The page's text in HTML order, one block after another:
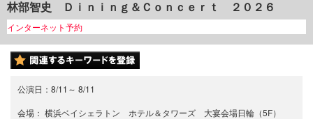
林部智史 Ｄｉｎｉｎｇ＆Ｃｏｎｃｅｒｔ ２０２６
インターネット予約
公演日： 8/11 ～ 8/11
会場： 横浜ベイシェラトン ホテル＆タワーズ 大宴会場日輪（5F）